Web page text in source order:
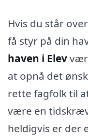
Hvis du står
få styr på din
haven i Elev
at opnå det
rette fagfolk til
være en
heldigvis er der